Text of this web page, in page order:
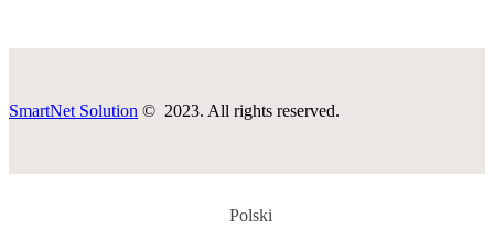
SmartNet Solution © 2023. All rights reserved.
Polski